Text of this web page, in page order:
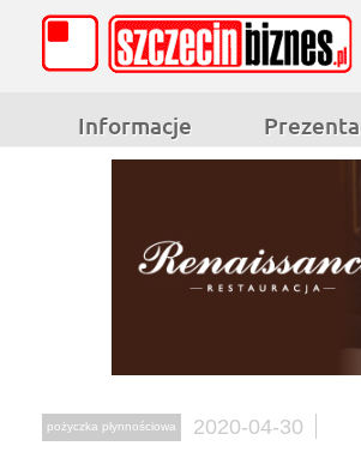
Informacje
pożyczka płynnościowa 2020-04-30